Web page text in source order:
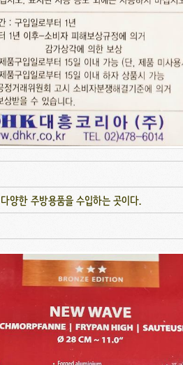
양한 주방용품을 수입하는 곳이다.